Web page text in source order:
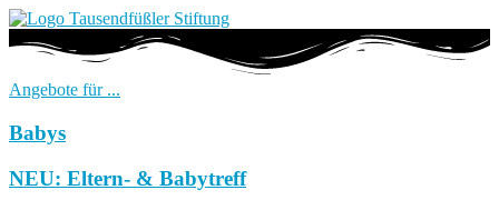
Angebote für ...
Babys
NEU: Eltern- & Babytreff